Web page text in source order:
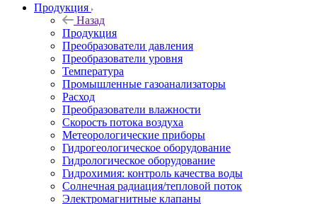
Продукция
Назад
Продукция
Преобразователи давления
Преобразователи уровня
Температура
Промышленные газоанализаторы
Расход
Преобразователи влажности
Скорость потока воздуха
Метеорологические приборы
Гидрогеологическое оборудование
Гидрологическое оборудование
Гидрохимия: контроль качества воды
Солнечная радиация/тепловой поток
Электромагнитные клапаны